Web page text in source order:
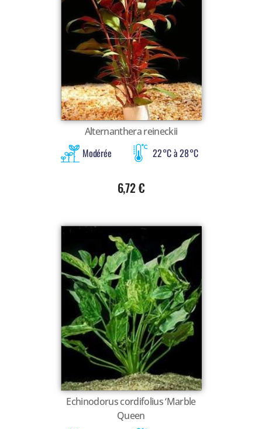
Alternanthera reineckii
Modérée 22 °C à 28 °C
6,72€
Echinodorus cordifolius ‘Marble
Queen